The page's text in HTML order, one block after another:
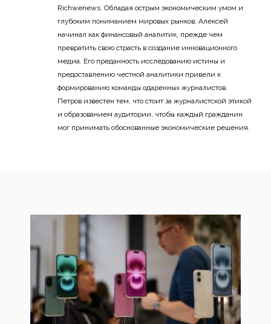
Richwenews. Обладая острым экономическим умом и
глубоким пониманием мировых рынков, Алексей
начинал как финансовый аналитик, прежде чем
превратить свою страсть в создание инновационного
медиа. Его преданность исследованию истины и
предоставлению честной аналитики привели к
формированию команды одаренных журналистов.
Петров известен тем, что стоит за журналистской этикой
и образованием аудитории, чтобы каждый гражданин
мог принимать обоснованные экономические решения.